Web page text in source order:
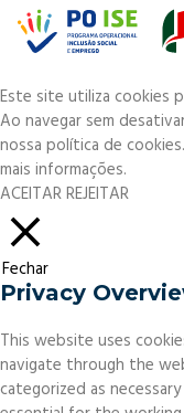
Este site utiliza cookies
Ao navegar sem
nossa política de
mais informações.
ACEITARREJEITAR
Fechar
Privacy
This website uses
navigate through the
categorized as